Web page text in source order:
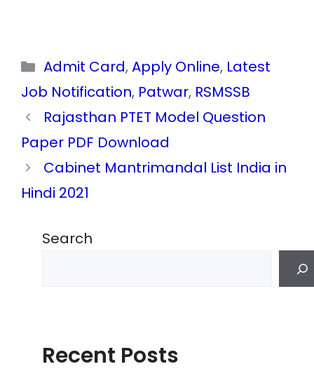
Categories
Admit Card,Apply Online, Latest
Job Notification, Patwar, RSMSSB
Rajasthan PTET Model Question
Paper PDF Download
Cabinet Mantrimandal List India in
Hindi 2021
Search
Recent Posts